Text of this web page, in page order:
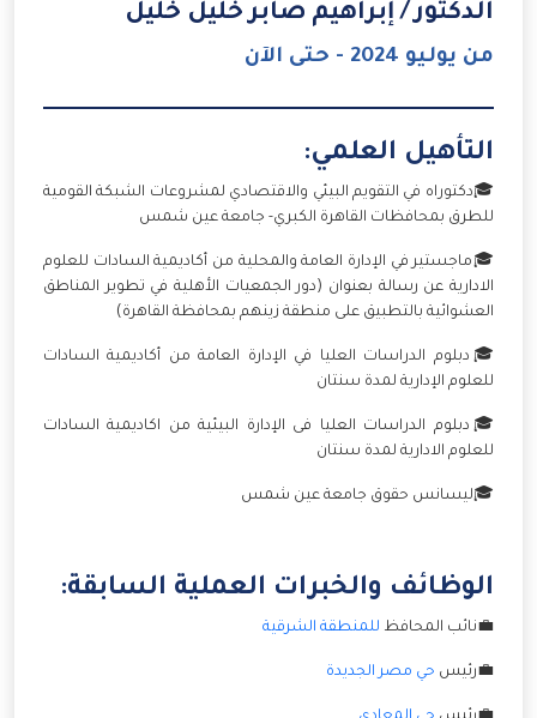
الدكتور / إبراهيم صابر خليل خليل
من يوليو 2024 - حتى الآن
التأهيل العلمي:
🎓دكتوراه في التقويم البيئي والاقتصادي لمشروعات الشبكة القومية
للطرق بمحافظات القاهرة الكبري- جامعة عين شمس
🎓ماجستير في الإدارة العامة والمحلية من أكاديمية السادات للعلوم
الادارية عن رسالة بعنوان (دور الجمعيات الأهلية في تطوير المناطق
العشوائية بالتطبيق على منطقة زينهم بمحافظة القاهرة)
🎓دبلوم الدراسات العليا في الإدارة العامة من أكاديمية السادات
للعلوم الإدارية لمدة سنتان
🎓دبلوم الدراسات العليا فى الإدارة البيئية من اكاديمية السادات
للعلوم الادارية لمدة سنتان
🎓ليسانس حقوق جامعة عين شمس
الوظائف والخبرات العملية السابقة:
💼نائب المحافظ للمنطقة الشرقية
💼رئيس حي مصر الجديدة